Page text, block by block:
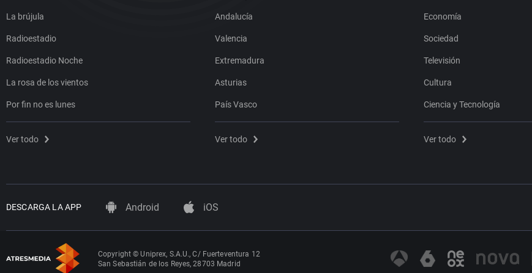
La brújula
Radioestadio
Radioestadio Noche
La rosa de los vientos
Por fin no es lunes
Ver todo
Andalucía
Valencia
Extremadura
Asturias
País Vasco
Ver todo
Economía
Sociedad
Televisión
Cultura
Ciencia y Tecnología
Ver todo
DESCARGA LA APP Android iOS
Copyright © Uniprex, S.A.U., C/ Fuerteventura 12
San Sebastián de los Reyes, 28703 Madrid